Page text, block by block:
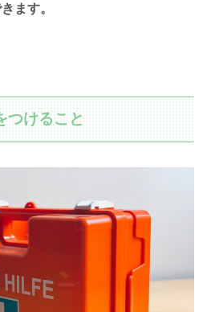
ます。
つけること